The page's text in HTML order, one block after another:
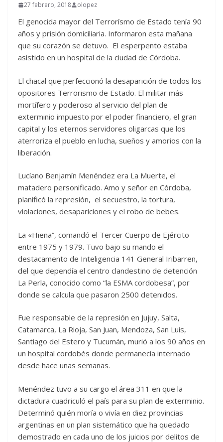
27 febrero, 2018 olopez
El genocida mayor del Terrorísmo de Estado tenía 90
años y prisión domiciliaria. Informaron esta mañana
que su corazón se detuvo. El esperpento estaba
asistido en un hospital de la ciudad de Córdoba.
El chacal que perfeccionó la desaparición de todos los
opositores Terrorismo de Estado. El militar más
mortífero y poderoso al servicio del plan de
exterminio impuesto por el poder financiero, el gran
capital y los eternos servidores oligarcas que los
aterroriza el pueblo en lucha, sueños y amorios con la
liberación.
Lucíano Benjamín Menéndez era La Muerte, el
matadero personificado. Amo y señor en Córdoba,
planificó la represión, el secuestro, la tortura,
violaciones, desapariciones y el robo de bebes.
La «Hiena”, comandó el Tercer Cuerpo de Ejército
entre 1975 y 1979. Tuvo bajo su mando el
destacamento de Inteligencia 141 General Iribarren,
del que dependía el centro clandestino de detención
La Perla, conocido como “la ESMA cordobesa”, por
donde se calcula que pasaron 2500 detenidos.
Fue responsable de la represión en Jujuy, Salta,
Catamarca, La Rioja, San Juan, Mendoza, San Luis,
Santiago del Estero y Tucumán, murió a los 90 años en
un hospital cordobés donde permanecía internado
desde hace unas semanas.
Menéndez tuvo a su cargo el área 311 en que la
dictadura cuadriculó el país para su plan de exterminio.
Determinó quién moría o vivía en diez provincias
argentinas en un plan sistemático que ha quedado
demostrado en cada uno de los juicios por delitos de